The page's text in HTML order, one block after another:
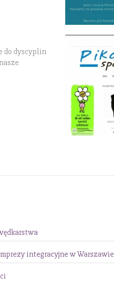
do dyscyplin
integracyjne w Warszawie